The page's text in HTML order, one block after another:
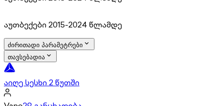
აუთბექები 2015-2024 წლამდე
ძირითადი პარამეტრები
თავსებადია
აიღე სესხი 2 წუთში